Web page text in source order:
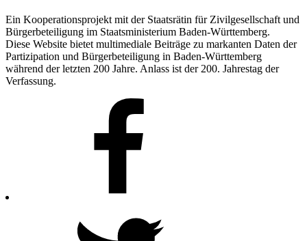
Ein Kooperationsprojekt mit der Staatsrätin für Zivilgesellschaft und
Bürgerbeteiligung im Staatsministerium Baden-Württemberg.
Diese Website bietet multimediale Beiträge zu markanten Daten der
Partizipation und Bürgerbeteiligung in Baden-Württemberg
während der letzten 200 Jahre. Anlass ist der 200. Jahrestag der
Verfassung.